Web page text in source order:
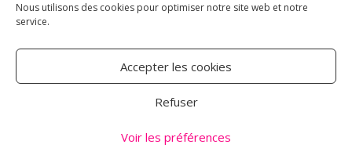
Nous utilisons des cookies pour optimiser notre site web et notre
service.
Accepter les cookies
Refuser
Voir les préférences
ASSOCIATION CARMEN
18 RUE DES MAJOTS
80000 AMIENS
TÉL : 03 60 12 34 10
CARMEN@CANALNORD.ORG